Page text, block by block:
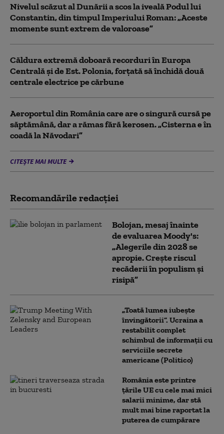
Nivelul scăzut al Dunării a scos la iveală Podul lui
Constantin, din timpul Imperiului Roman: „Aceste
momente sunt extrem de valoroase”
Căldura extremă doboară recorduri în Europa
Centrală și de Est. Polonia, forțată să închidă două
centrale electrice pe cărbune
Aeroportul din România care are o singură cursă pe
săptămână, dar a rămas fără kerosen. „Cisterna e în
coadă la Năvodari”
CITEȘTE MAI MULTE
Recomandările redacţiei
Bolojan, mesaj înainte
de evaluarea Moody's:
„Alegerile din 2028 se
apropie. Crește riscul
recăderii în populism și
risipă”
„Toată lumea iubește
învingătorii”. Ucraina a
restabilit complet
schimbul de informații cu
serviciile secrete
americane (Politico)
România este printre
țările UE cu cele mai mici
salarii minime, dar stă
mult mai bine raportat la
puterea de cumpărare